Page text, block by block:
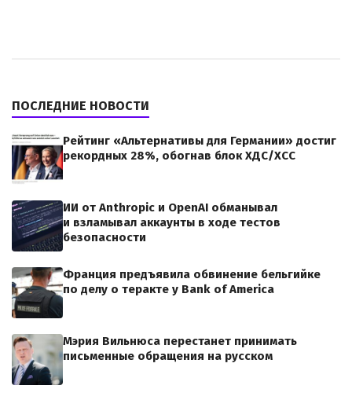
ПОСЛЕДНИЕ НОВОСТИ
Рейтинг «Альтернативы для Германии» достиг
рекордных 28%, обогнав блок ХДС/ХСС
ИИ от Anthropic и OpenAI обманывал
и взламывал аккаунты в ходе тестов
безопасности
Франция предъявила обвинение бельгийке
по делу о теракте у Bank of America
Мэрия Вильнюса перестанет принимать
письменные обращения на русском